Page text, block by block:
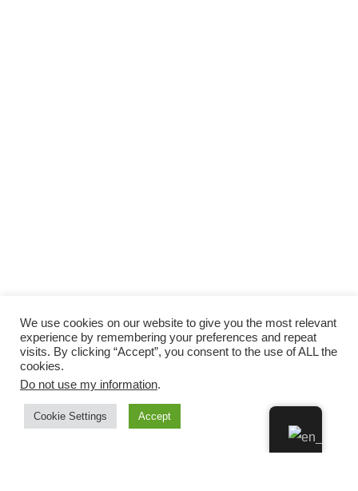
We use cookies on our website to give you the most relevant
experience by remembering your preferences and repeat
visits. By clicking “Accept”, you consent to the use of ALL the
cookies.
Do not use my information.
Cookie Settings Accept